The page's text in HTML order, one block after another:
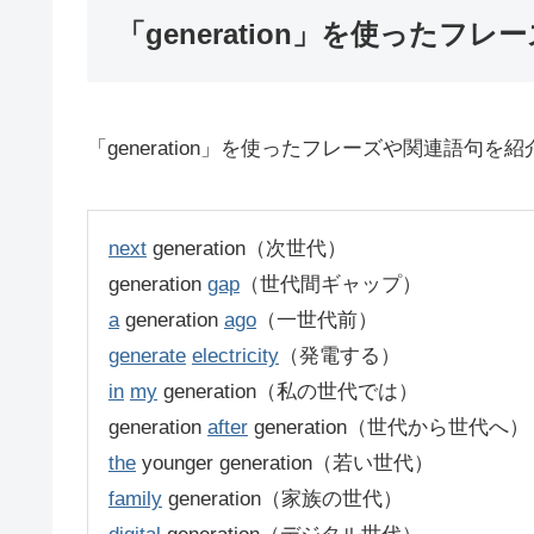
「generation」を使ったフレー
「generation」を使ったフレーズや関連語句を紹
next generation（次世代）
generation gap （世代間ギャップ）
ageneration ago （一世代前）
generate electricity （発電する）
in my generation（私の世代では）
generation after generation（世代から世代へ）
the younger generation（若い世代）
family generation（家族の世代）